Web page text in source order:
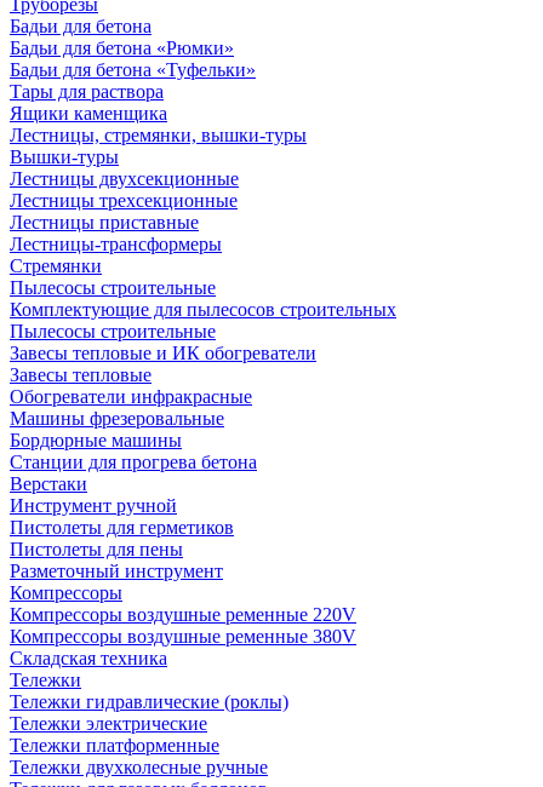
Труборезы
Бадьи для бетона
Бадьи для бетона «Рюмки»
Бадьи для бетона «Туфельки»
Тары для раствора
Ящики каменщика
Лестницы, стремянки, вышки-туры
Вышки-туры
Лестницы двухсекционные
Лестницы трехсекционные
Лестницы приставные
Лестницы-трансформеры
Стремянки
Пылесосы строительные
Комплектующие для пылесосов строительных
Пылесосы строительные
Завесы тепловые и ИК обогреватели
Завесы тепловые
Обогреватели инфракрасные
Машины фрезеровальные
Бордюрные машины
Станции для прогрева бетона
Верстаки
Инструмент ручной
Пистолеты для герметиков
Пистолеты для пены
Разметочный инструмент
Компрессоры
Компрессоры воздушные ременные 220V
Компрессоры воздушные ременные 380V
Складская техника
Тележки
Тележки гидравлические (роклы)
Тележки электрические
Тележки платформенные
Тележки двухколесные ручные